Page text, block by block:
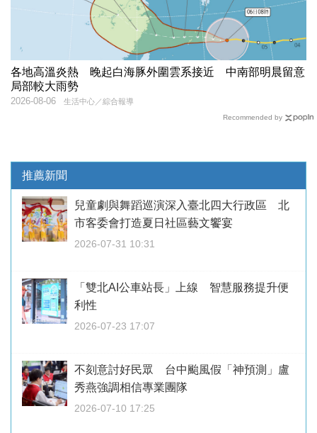
各地高溫炎熱 晚起白海豚外圍雲系接近 中南部明晨留意
局部較大雨勢
生活中心／綜合報導
2026-08-06
Recommended by
推薦新聞
兒童劇與舞蹈巡演深入臺北四大行政區 北
市客委會打造夏日社區藝文饗宴
2026-07-31 10:31
「雙北AI公車站長」上線 智慧服務提升便
利性
2026-07-23 17:07
不刻意討好民眾 台中颱風假「神預測」盧
秀燕強調相信專業團隊
2026-07-10 17:25